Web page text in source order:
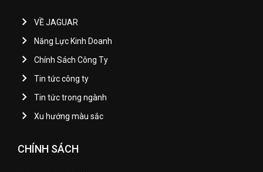
VỀ JAGUAR
Năng Lực Kinh Doanh
Chính Sách Công Ty
Tin tức công ty
Tin tức trong ngành
Xu hướng màu sắc
CHÍNH SÁCH